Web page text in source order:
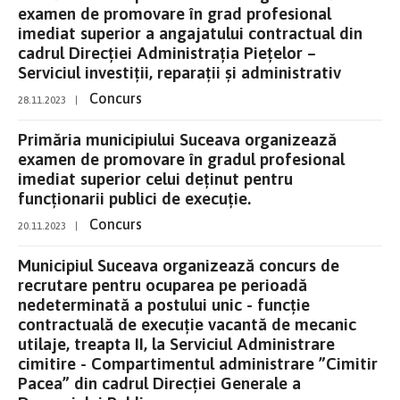
examen de promovare în grad profesional
imediat superior a angajatului contractual din
cadrul Direcției Administrația Piețelor –
Serviciul investiții, reparații și administrativ
28.11.2023 Concurs
Primăria municipiului Suceava organizează
examen de promovare în gradul profesional
imediat superior celui deţinut pentru
funcţionarii publici de execuţie.
20.11.2023 Concurs
Municipiul Suceava organizează concurs de
recrutare pentru ocuparea pe perioadă
nedeterminată a postului unic - funcție
contractuală de execuție vacantă de mecanic
utilaje, treapta II, la Serviciul Administrare
cimitire - Compartimentul administrare ”Cimitir
Pacea” din cadrul Direcției Generale a